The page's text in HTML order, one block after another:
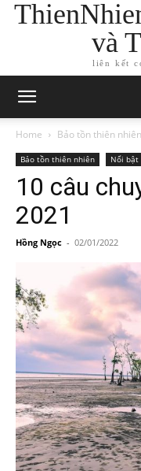
và
liên kết
Home Bảo tồn thiên nhiên
Bảo tồn thiên nhiên Nổi bật
10 câu
2021
Hồng Ngọc - 02/01/2022